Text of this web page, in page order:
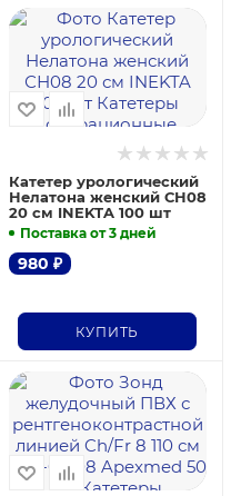
Катетер урологический
Нелатона женский СН08
20 см INEKTA 100 шт
Поставка от 3 дней
980 ₽
КУПИТЬ